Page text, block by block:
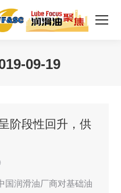
09-19
阶段性回升，供
国润滑油厂商对基础油